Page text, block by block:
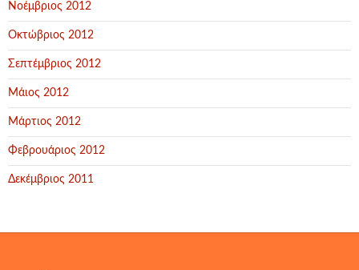
Νοέμβριος 2012
Οκτώβριος 2012
Σεπτέμβριος 2012
Μάιος 2012
Μάρτιος 2012
Φεβρουάριος 2012
Δεκέμβριος 2011